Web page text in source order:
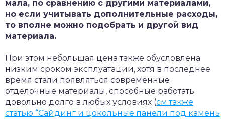
мала, по сравнению с другими материалами,
но если учитывать дополнительные расходы,
то вполне можно подобрать и другой вид
материала.
При этом небольшая цена также обусловлена
низким сроком эксплуатации, хотя в последнее
время стали появляться современные
отделочные материалы, способные работать
довольно долго в любых условиях (см.также
статью “Сайдинг и цокольные панели под камень